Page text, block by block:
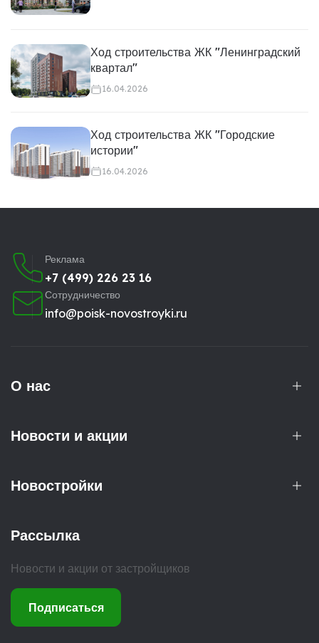
Ход строительства ЖК "Ленинградский
квартал"
16.04.2026
Ход строительства ЖК "Городские
истории"
16.04.2026
Реклама
+7 (499) 226 23 16
Сотрудничество
info@poisk-novostroyki.ru
О нас
Новости и акции
Новостройки
Рассылка
Новости и акции от застройщиков
Подписаться